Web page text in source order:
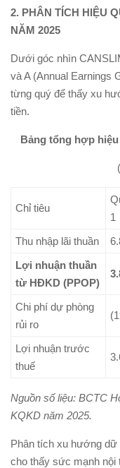
2. PHÂN TÍCH HIỆU
NĂM 2025
Dưới góc nhìn
và A (Annual Earnings
từng quý để thấy xu
tiền.
Bảng tổng hợp
Chỉ tiêu
1
Thu nhập lãi thuần
Lợi nhuận thuần
từ HĐKD (PPOP)
Chi phí dự phòng
rủi ro
Lợi nhuận trước
thuế
Nguồn số liệu: BCTC
KQKD năm 2025.
Phân tích xu hướng dữ
cho thấy sức mạnh nội